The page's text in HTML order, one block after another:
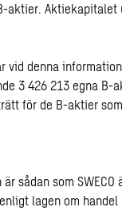
aktier. Aktiekapitalet
vid denna
3 426 213 egna B-
för de B-aktier
sådan som
lagen om handel